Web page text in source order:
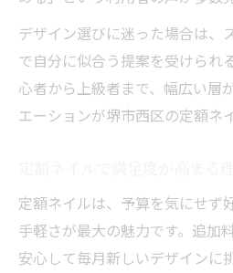
デザイン選びに迷った場合は、
で自分に似合う提案を受けられ
心者から上級者まで、幅広い層
エーションが堺市西区の定額ネ
定額ネイルは、予算を気にせず
手軽さが最大の魅力です。追加
安心して毎月新しいデザインに